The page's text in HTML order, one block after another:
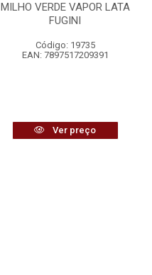
MILHO VERDE VAPOR LATA
FUGINI
Código: 19735
EAN: 7897517209391
Ver preço